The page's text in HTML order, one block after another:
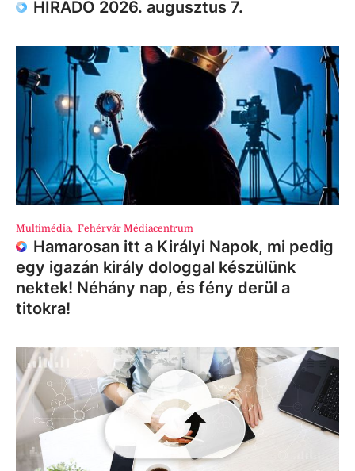
HÍRADÓ 2026. augusztus 7.
Multimédia, Fehérvár Médiacentrum
Hamarosan itt a Királyi Napok, mi pedig
egy igazán király dologgal készülünk
nektek! Néhány nap, és fény derül a
titokra!